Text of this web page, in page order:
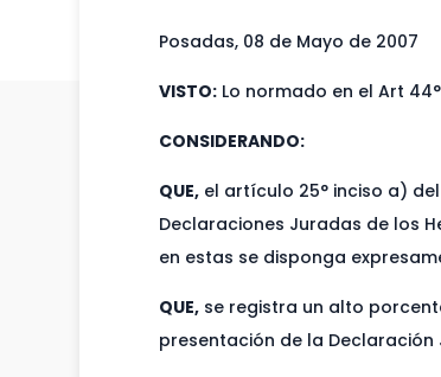
Posadas, 08 de Mayo de 2007
VISTO: Lo normado en el Art
CONSIDERANDO:
QUE, el artículo 25° inciso a)
Declaraciones Juradas de los
en estas se disponga
QUE, se registra un alto
presentación de la Declaración